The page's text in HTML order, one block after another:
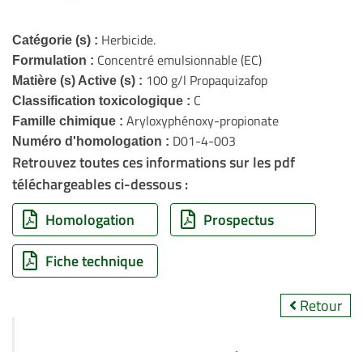
Catégorie (s) : Herbicide.
Formulation : Concentré emulsionnable (EC)
Matière (s) Active (s) : 100 g/l Propaquizafop
Classification toxicologique : C
Famille chimique : Aryloxyphénoxy-propionate
Numéro d'homologation : D01-4-003
Retrouvez toutes ces informations sur les pdf
téléchargeables ci-dessous :
Homologation
Prospectus
Fiche technique
Retour